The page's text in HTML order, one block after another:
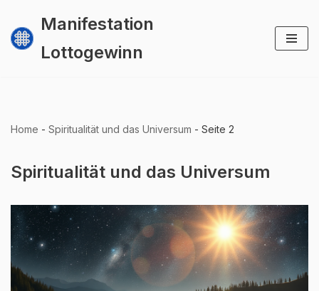
Zum
Manifestation
Lottogewinn
Home - Spiritualität und das Universum - Seite 2
Spiritualität und das Universum